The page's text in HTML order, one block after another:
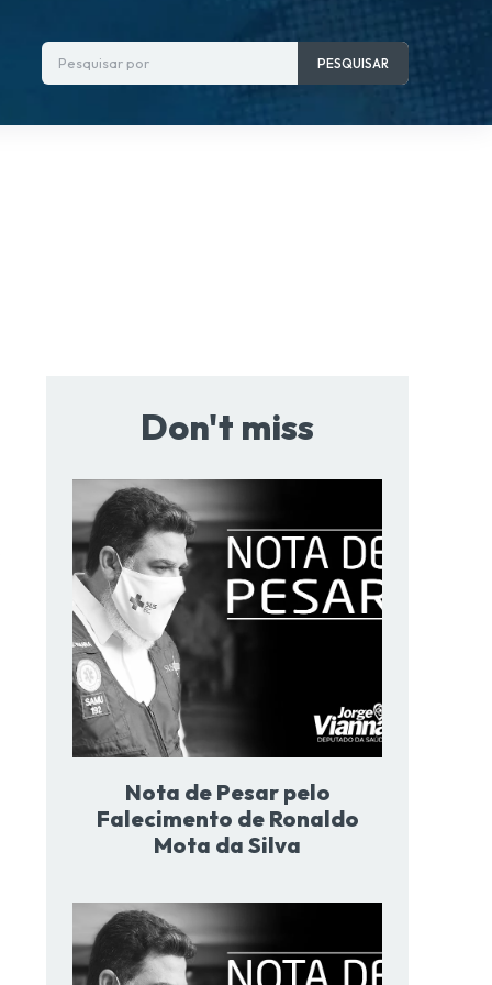
Pesquisar por PESQUISAR
Don't miss
Nota de Pesar pelo
Falecimento de Ronaldo
Mota da Silva